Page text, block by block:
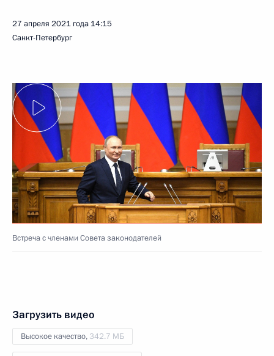
27 апреля 2021 года 14:15
Санкт-Петербург
Встреча с членами Совета законодателей
Загрузить видео
Высокое качество, 342.7 МБ